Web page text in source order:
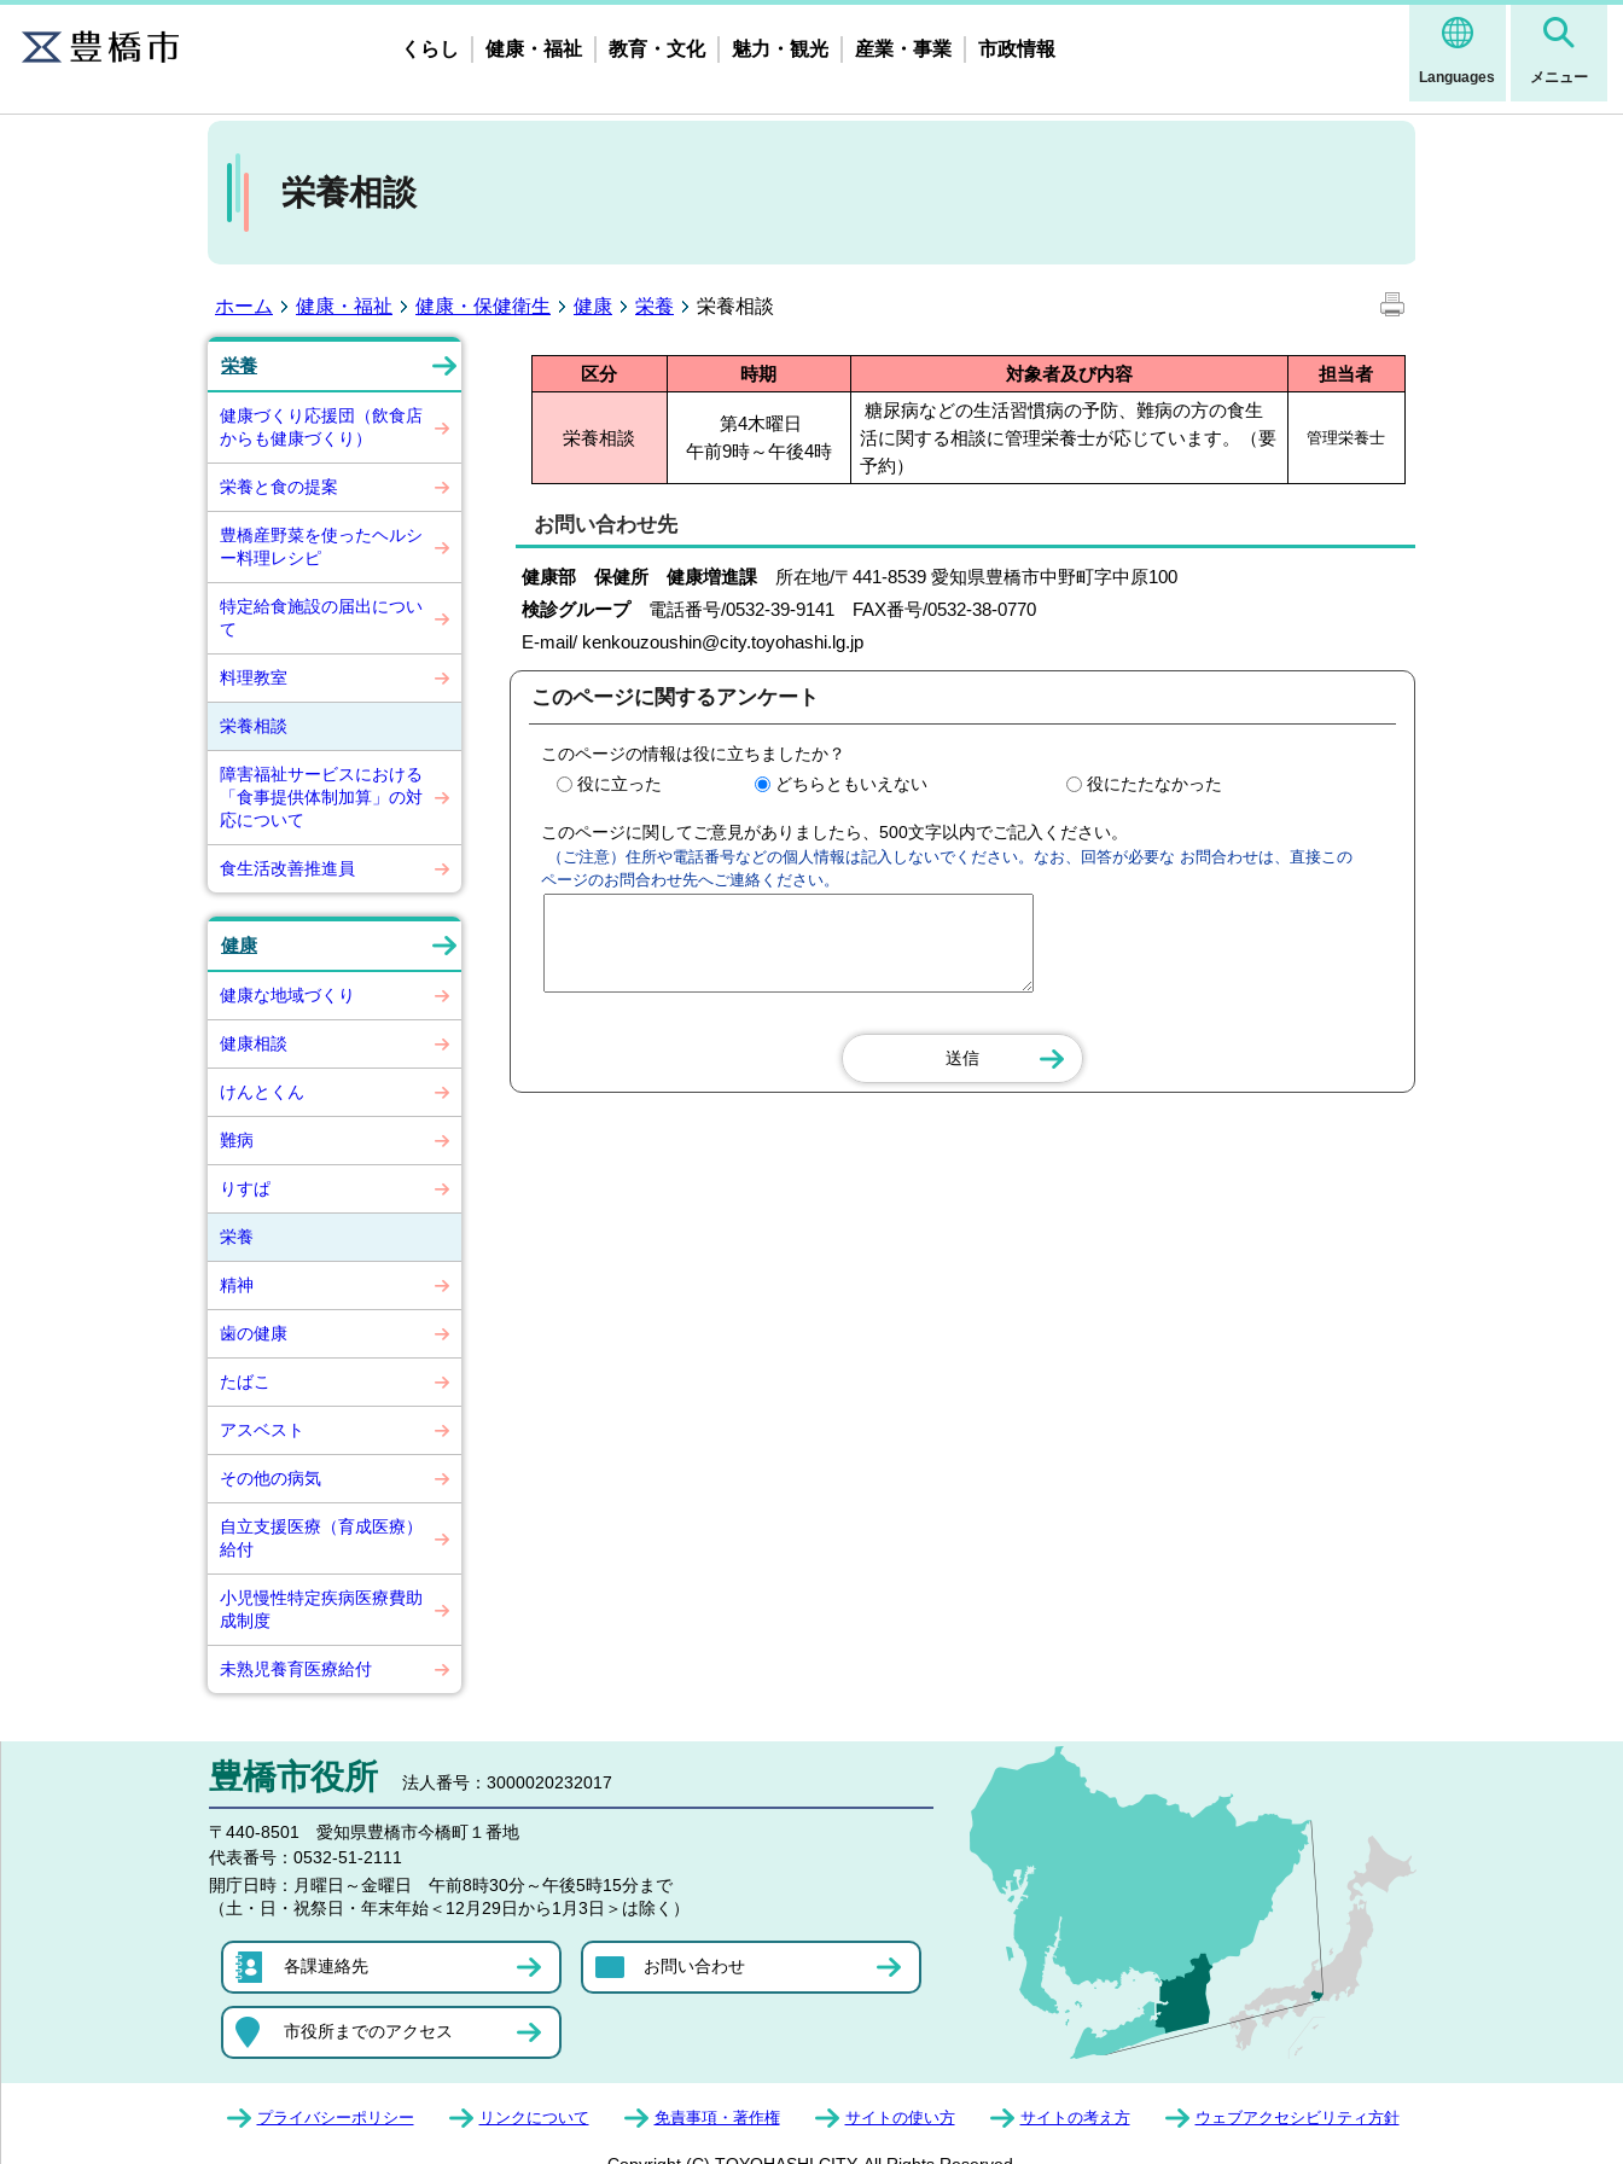
Languages メニュー
くらし 健康・福祉 教育・文化 魅力・観光 産業・事業 市政情報
栄養相談
ホーム 健康・福祉 健康・保健衛生 健康 栄養 栄養相談
栄養
健康づくり応援団（飲食店
からも健康づくり）
栄養と食の提案
豊橋産野菜を使ったヘルシ
ー料理レシピ
特定給食施設の届出につい
て
料理教室
栄養相談
障害福祉サービスにおける
「食事提供体制加算」の対
応について
食生活改善推進員
健康
健康な地域づくり
健康相談
けんとくん
難病
りすぱ
栄養
精神
歯の健康
たばこ
アスベスト
その他の病気
自立支援医療（育成医療）
給付
小児慢性特定疾病医療費助
成制度
未熟児養育医療給付
区分 時期 対象者及び内容 担当者
栄養相談
第4木曜日
午前9時～午後4時
糖尿病などの生活習慣病の予防、難病の方の食生
活に関する相談に管理栄養士が応じています。（要
予約）
管理栄養士
お問い合わせ先
健康部 保健所 健康増進課 所在地/〒441-8539 愛知県豊橋市中野町字中原100
検診グループ 電話番号/0532-39-9141 FAX番号/0532-38-0770
E-mail/ kenkouzoushin@city.toyohashi.lg.jp
このページに関するアンケート
このページの情報は役に立ちましたか？
役に立った
どちらともいえない 役にたたなかった
このページに関してご意見がありましたら、500文字以内でご記入ください。
（ご注意）住所や電話番号などの個人情報は記入しないでください。なお、回答が必要な お問合わせは、直接この
ページのお問合わせ先へご連絡ください。
豊橋市役所 法人番号：3000020232017
〒440-8501 愛知県豊橋市今橋町１番地
代表番号： 0532-51-2111
開庁日時： 月曜日～金曜日 午前8時30分～午後5時15分まで
（土・日・祝祭日・年末年始＜12月29日から1月3日＞は除く）
各課連絡先 お問い合わせ
市役所までのアクセス
プライバシーポリシー リンクについて 免責事項・著作権 サイトの使い方 サイトの考え方 ウェブアクセシビリティ方針